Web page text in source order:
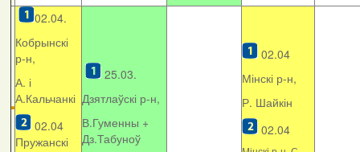
02.04.
Кобрынскі
р-н,
А. і
А.Кальчанкі
02.04
Пружанскі
25.03.
Дзятлаўскі р-н,
В.Гуменны +
Дз.Табуноў
02.04
Мінскі р-н,
Р. Шайкін
02.04